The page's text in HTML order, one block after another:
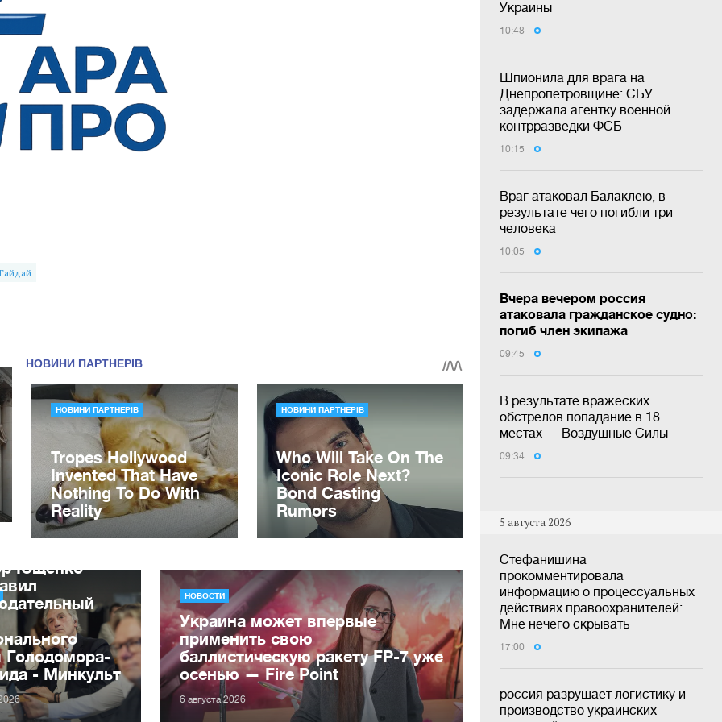
Украины
10:48
Шпионила для врага на
Днепропетровщине: СБУ
задержала агентку военной
контрразведки ФСБ
10:15
Враг атаковал Балаклею, в
результате чего погибли три
человека
10:05
Вчера вечером россия
атаковала гражданское судно:
погиб член экипажа
09:45
В результате вражеских
обстрелов попадание в 18
местах — Воздушные Силы
09:34
5 августа 2026
Стефанишина
прокомментировала
информацию о процессуальных
действиях правоохранителей:
Мне нечего скрывать
17:00
россия разрушает логистику и
производство украинских
Ющенко
Голодомора-
- Минкульт
НОВОСТИ
Украина может впервые
применить свою
баллистическую ракету FP-7 уже
осенью — Fire Point
6 августа 2026